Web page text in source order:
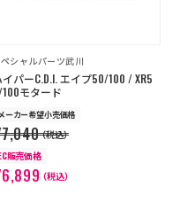
シャルパーツ武川
イパーC.D.I. エイプ50/100 / XR5
モタード
ーカー希望小売価格
（税込）
販売価格
（税込）